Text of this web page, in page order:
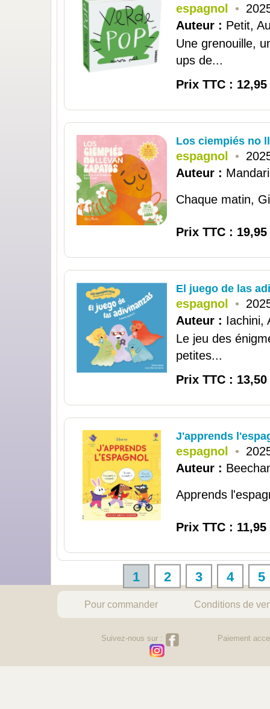
espagnol •
Auteur : Petit,
Une grenouille,
ups de...
Prix TTC : 12,95
Los ciempiés no
espagnol •
Auteur :
Chaque matin,
Prix TTC : 19,95
El juego de las
espagnol •
Auteur : Iachini,
Le jeu des
petites...
Prix TTC : 13,50
J'apprends
espagnol •
Auteur :
Apprends
Prix TTC : 11,95
1 2 3 4 5
Pour commander Conditions de
Suivez-nous sur : Paiement